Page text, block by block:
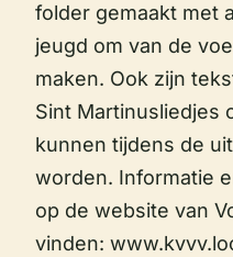
folder gemaakt met
jeugd om van de
maken. Ook zijn
Sint Martinusliedjes
kunnen tijdens de
worden. Informatie
op de website van
vinden: